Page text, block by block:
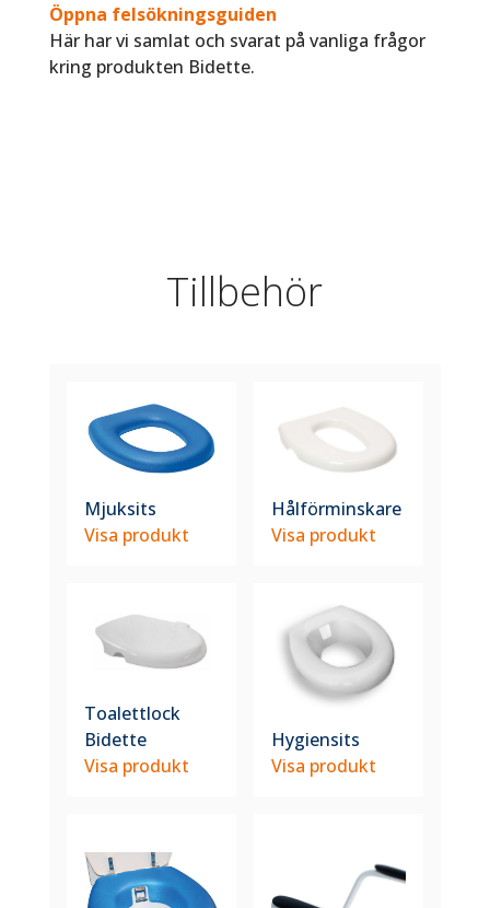
Öppna felsökningsguiden
Här har vi samlat och svarat på vanliga frågor
kring produkten Bidette.
Tillbehör
Mjuksits
Visa produkt
Hålförminskare
Visa produkt
Toalettlock
Bidette
Visa produkt
Hygiensits
Visa produkt